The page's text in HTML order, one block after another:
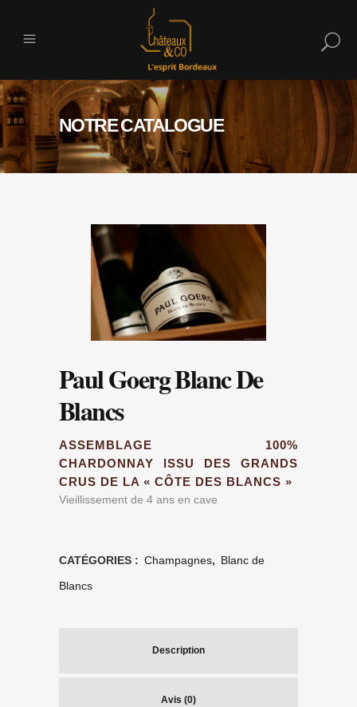
NOTRE CATALOGUE
Paul Goerg Blanc De
Blancs
ASSEMBLAGE 100%
CHARDONNAY ISSU DES GRANDS
CRUS DE LA « CÔTE DES BLANCS »
Vieillissement de 4 ans en cave
CATÉGORIES : Champagnes, Blanc de
Blancs
Description
Avis (0)